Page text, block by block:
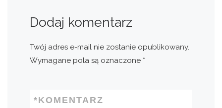
Dodaj komentarz
Twój adres e-mail nie zostanie opublikowany.
Wymagane pola są oznaczone *
KOMENTARZ
*